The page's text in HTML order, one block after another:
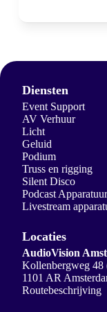
Diensten
Event Support
AV Verhuur
Licht
Geluid
Podium
Truss en rigging
Silent Disco
Podcast Apparatuur
Livestream
Locaties
AudioVision
Kollenbergweg
1101 AR
Routebeschrijving